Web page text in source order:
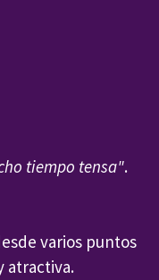
tiempo tensa".
varios puntos
atractiva.